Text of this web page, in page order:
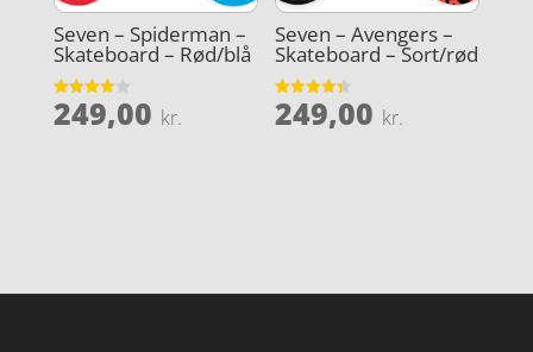
Seven – Spiderman –
Skateboard – Rød/blå
Vurderet
4
249,00 kr.
Seven – Avengers –
Skateboard – Sort/rød
Vurderet
4.3
249,00 kr.